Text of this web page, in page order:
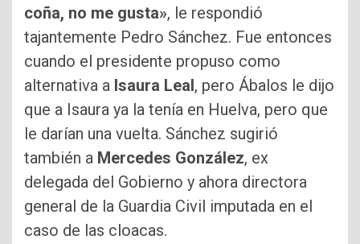
coña, no me gusta», le respondió
tajantemente Pedro Sánchez. Fue entonces
cuando el presidente propuso como
alternativa a Isaura Leal, pero Ábalos le dijo
que a Isaura ya la tenía en Huelva, pero que
le darían una vuelta. Sánchez sugirió
también a Mercedes González, ex
delegada del Gobierno y ahora directora
general de la Guardia Civil imputada en el
caso de las cloacas.